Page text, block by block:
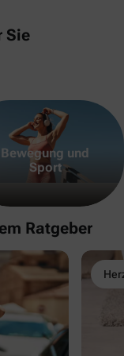
Sie
Bewegung und
Sport
Ratgeber